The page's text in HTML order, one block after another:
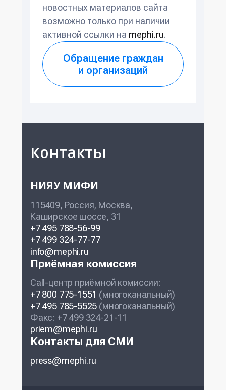
новостных материалов сайта
возможно только при наличии
активной ссылки на mephi.ru.
Обращение граждан
и организаций
Контакты
НИЯУ МИФИ
115409, Россия, Москва,
Каширское шоссе, 31
+7 495 788-56-99
+7 499 324-77-77
info@mephi.ru
Приёмная комиссия
Call-центр приёмной комиссии:
+7 800 775-1551 (многоканальный)
+7 495 785-5525 (многоканальный)
Факс: +7 499 324-21-11
priem@mephi.ru
Контакты для СМИ
press@mephi.ru